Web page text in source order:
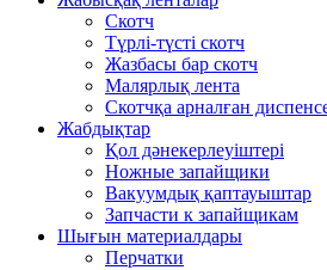
Скотч
Түрлі-түсті скотч
Жазбасы бар скотч
Малярлық лента
Скотчқа арналған
Жабдықтар
Қол дәнекерлеуіштері
Ножные запайщики
Вакуумдық қаптауыштар
Запчасти к запайщикам
Шығын материалдары
Перчатки